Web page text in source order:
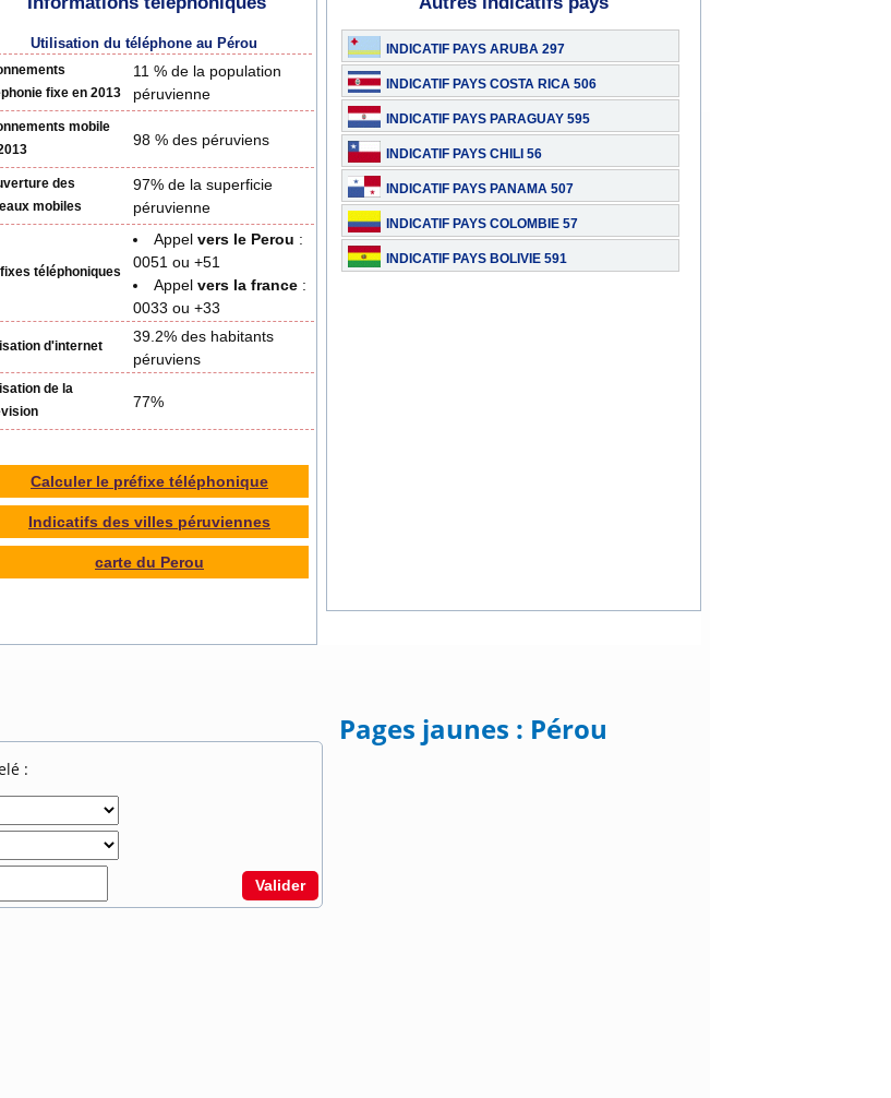
Utilisation du téléphone au Pérou
fixe en 2013
11 % de la population
péruvienne
mobile
98 % des péruviens
des
mobiles
97% de la superficie
péruvienne
téléphoniques
Appel vers le Perou :
0051 ou +51
Appel vers la france :
0033 ou +33
d'internet
39.2% des habitants
péruviens
de la
77%
Calculer le préfixe téléphonique
Indicatifs des villes péruviennes
carte du Perou
INDICATIF PAYS ARUBA 297
INDICATIF PAYS COSTA RICA 506
INDICATIF PAYS PARAGUAY 595
INDICATIF PAYS CHILI 56
INDICATIF PAYS PANAMA 507
INDICATIF PAYS COLOMBIE 57
INDICATIF PAYS BOLIVIE 591
:
Valider
Pages jaunes : Pérou